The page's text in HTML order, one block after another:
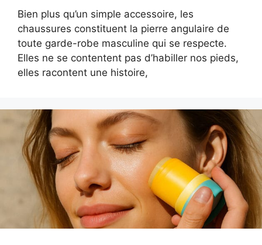
Bien plus qu’un simple accessoire, les
chaussures constituent la pierre angulaire de
toute garde-robe masculine qui se respecte.
Elles ne se contentent pas d’habiller nos pieds,
elles racontent une histoire,